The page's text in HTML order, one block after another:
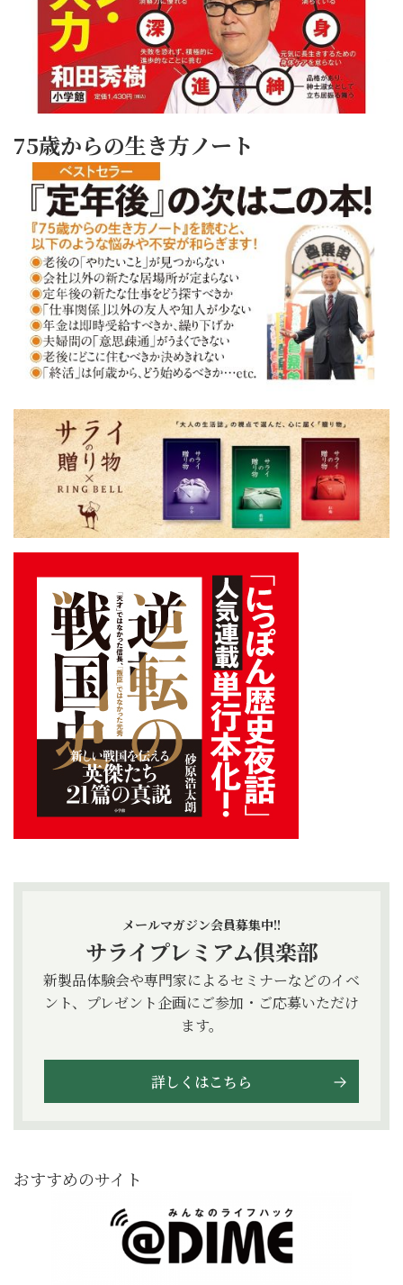
75歳からの生き方ノート
メールマガジン会員募集中!!
サライプレミアム倶楽部
新製品体験会や専門家によるセミナーなどのイベ
ント、プレゼント企画にご参加・ご応募いただけ
ます。
詳しくはこちら
おすすめのサイト